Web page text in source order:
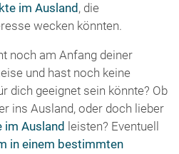
im Ausland , die
wecken könnten.
noch am Anfang deiner
und hast noch keine
dich geeignet sein könnte? Ob
ins Ausland, oder doch lieber
im Ausland leisten? Eventuell
in einem bestimmten